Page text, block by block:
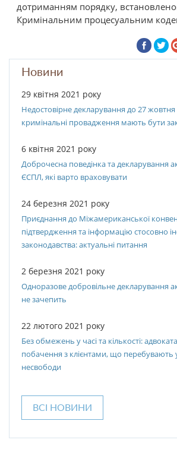
Новини
29 квітня 2021 року
Недостовірне декларування до 27
кримінальні провадження мають бути
6 квітня 2021 року
Доброчесна поведінка та декларування
ЄСПЛ, які варто враховувати
24 березня 2021 року
Приєднання до Міжамериканської
підтвердження та інформацію стосовно
законодавства: актуальні питання
2 березня 2021 року
Одноразове добровільне декларування
не зачепить
22 лютого 2021 року
Без обмежень у часі та кількості:
побачення з клієнтами, що перебувають
несвободи
ВСІ НОВИНИ
дотриманням порядку,
Кримінальним процесуальним